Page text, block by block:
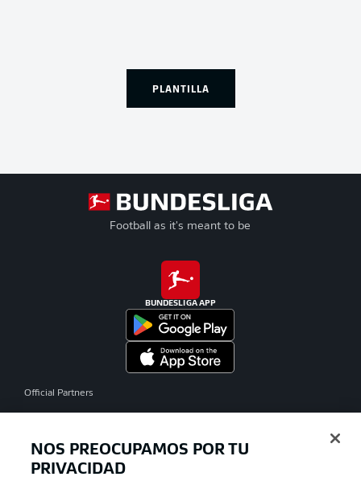
PLANTILLA
Football as it's meant to be
BUNDESLIGA APP
Official Partners
NOS PREOCUPAMOS POR TU
PRIVACIDAD